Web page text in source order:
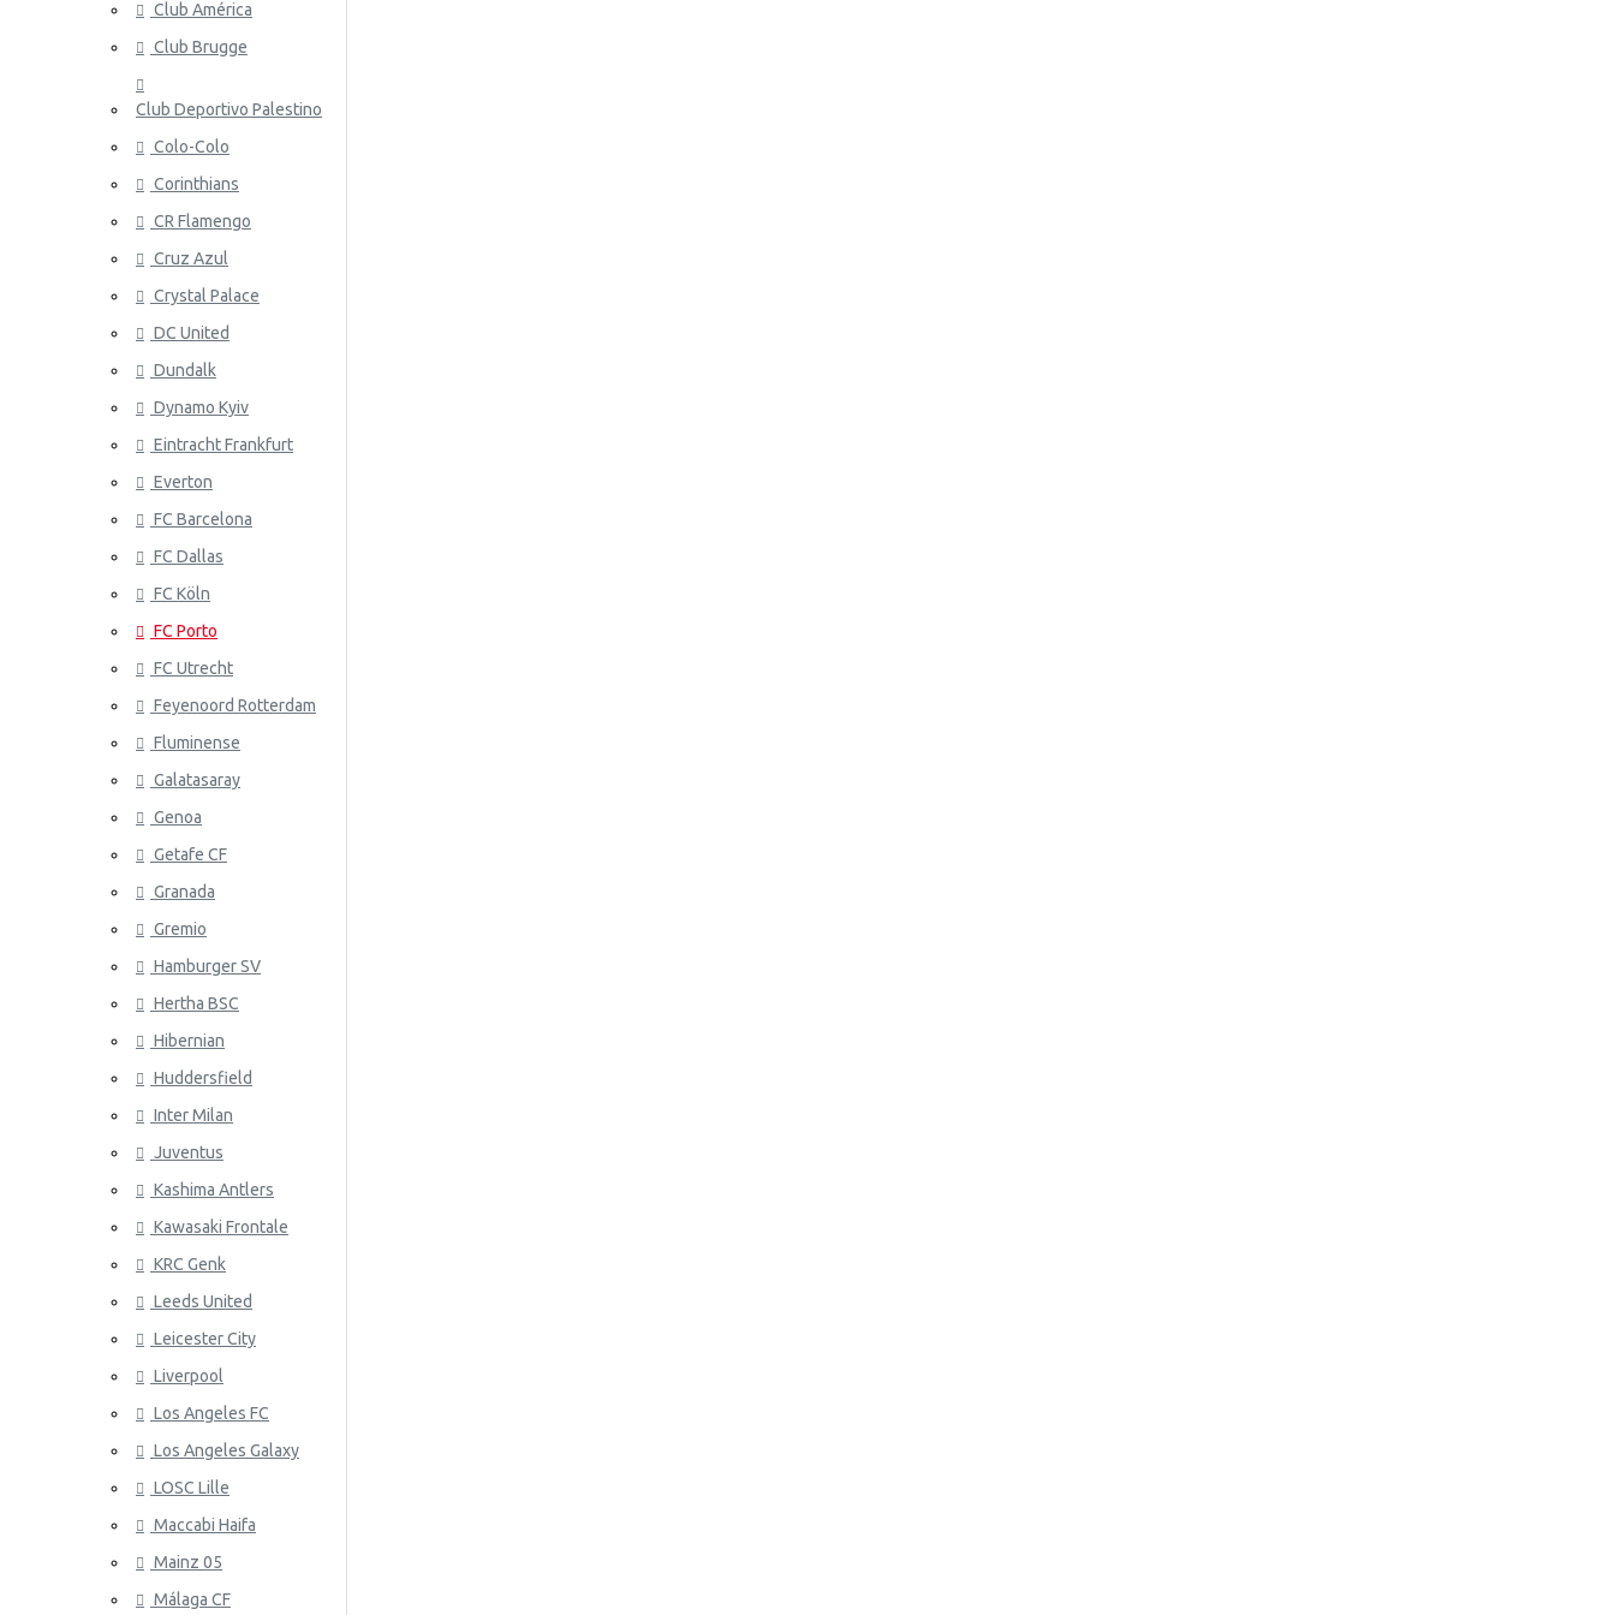
Noruega
Perú
Polonia
Portugal
Rumania
Rusia
Escocia
Senegal
Serbia
Corea Del Sur
España
Suecia
Eslovenia
Ucrania
Uruguay
Venezuela
Club América
Club Brugge
Club Deportivo Palestino
Colo-Colo
Corinthians
CR Flamengo
Cruz Azul
Crystal Palace
DC United
Dundalk
Dynamo Kyiv
Eintracht Frankfurt
Everton
FC Barcelona
FC Dallas
FC Köln
FC Porto
FC Utrecht
Feyenoord Rotterdam
Fluminense
Galatasaray
Genoa
Getafe CF
Granada
Gremio
Hamburger SV
Hertha BSC
Hibernian
Huddersfield
Inter Milan
Juventus
Kashima Antlers
Kawasaki Frontale
KRC Genk
Leeds United
Leicester City
Liverpool
Los Angeles FC
Los Angeles Galaxy
LOSC Lille
Maccabi Haifa
Mainz 05
Málaga CF